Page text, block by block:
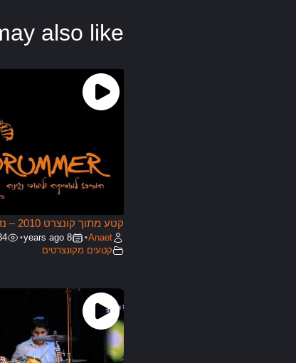
also like
קטע מתוך קונצרט 2010 – נדב אבן
Anaet
•
8 years ago
•
קטעים מקונצרטים